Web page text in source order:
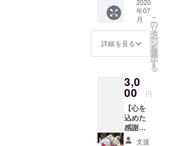
はサラ
ダと
スープ
が付き
ます。
※有効期
2023年
7月末ま
で
年07
月
詳細を見る
こ
の
リ
タ
ー
ン
を
選
択
す
る
3,0
00 円
【心を
込めた
感謝の
手紙】
支援